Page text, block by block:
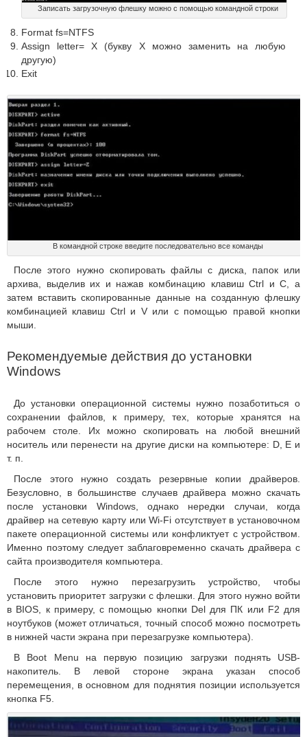
Записать загрузочную флешку можно с помощью командной строки
Format fs=NTFS
Assign letter= X (букву X можно заменить на любую
другую)
Exit
В командной строке введите последовательно все команды
После этого нужно скопировать файлы с диска, папок или
архива, выделив их и нажав комбинацию клавиш Ctrl и С, а
затем вставить скопированные данные на созданную флешку
комбинацией клавиш Ctrl и V или с помощью правой кнопки
мыши.
Рекомендуемые действия до установки
Windows
До установки операционной системы нужно позаботиться о
сохранении файлов, к примеру, тех, которые хранятся на
рабочем столе. Их можно скопировать на любой внешний
носитель или перенести на другие диски на компьютере: D, E и
т. п.
После этого нужно создать резервные копии драйверов.
Безусловно, в большинстве случаев драйвера можно скачать
после установки Windows, однако нередки случаи, когда
драйвер на сетевую карту или Wi-Fi отсутствует в установочном
пакете операционной системы или конфликтует с устройством.
Именно поэтому следует заблаговременно скачать драйвера с
сайта производителя компьютера.
После этого нужно перезагрузить устройство, чтобы
установить приоритет загрузки с флешки. Для этого нужно войти
в BIOS, к примеру, с помощью кнопки Del для ПК или F2 для
ноутбуков (может отличаться, точный способ можно посмотреть
в нижней части экрана при перезагрузке компьютера).
В Boot Menu на первую позицию загрузки поднять USB-
накопитель. В левой стороне экрана указан способ
перемещения, в основном для поднятия позиции используется
кнопка F5.